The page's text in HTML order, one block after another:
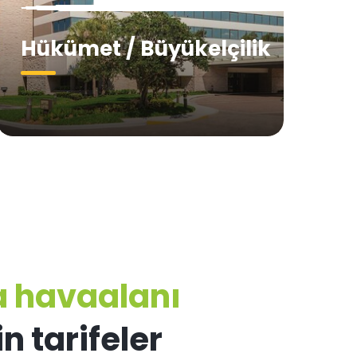
Hükümet / Büyükelçilik
tarifeler